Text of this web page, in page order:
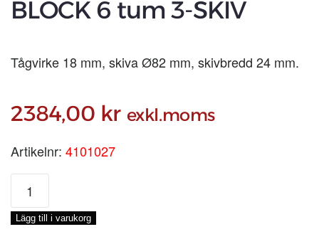
BLOCK 6 tum 3-SKIV
Tågvirke 18 mm, skiva Ø82 mm, skivbredd 24 mm.
2384,00 kr exkl.moms
Artikelnr: 4101027
BLOCK
tum
3-
Lägg till i varukorg